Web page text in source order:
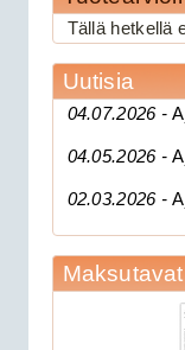
Tällä hetkellä
Uutisia
04.07.2026 -
04.05.2026 -
02.03.2026 -
Maksutavat